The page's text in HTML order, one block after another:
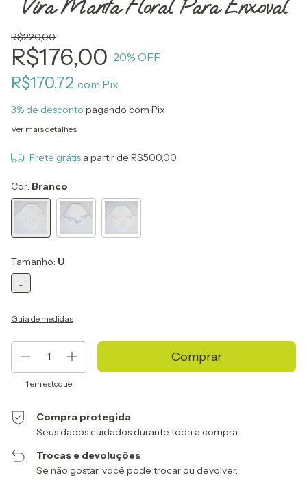
Vira Manta Floral Para Enxoval
R$220,00
R$176,00 20% OFF
R$170,72 com Pix
3% de desconto pagando com Pix
Ver mais detalhes
Frete grátis a partir de R$500,00
Cor: Branco
Tamanho: U
U
Guia de medidas
1 em estoque
Compra protegida
Seus dados cuidados durante toda a compra.
Trocas e devoluções
Se não gostar, você pode trocar ou devolver.